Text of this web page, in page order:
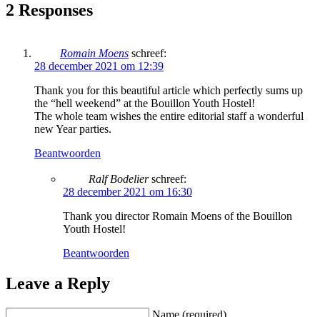
2 Responses
Romain Moens schreef:
28 december 2021 om 12:39
Thank you for this beautiful article which perfectly sums up
the “hell weekend” at the Bouillon Youth Hostel!
The whole team wishes the entire editorial staff a wonderful
new Year parties.
Beantwoorden
Ralf Bodelier schreef:
28 december 2021 om 16:30
Thank you director Romain Moens of the Bouillon
Youth Hostel!
Beantwoorden
Leave a Reply
Name (required)